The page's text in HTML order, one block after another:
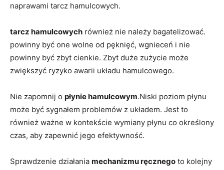
naprawami tarcz hamulcowych.
tarcz hamulcowych również nie należy bagatelizować.
powinny być one wolne od pęknięć, wgnieceń i nie
powinny być zbyt cienkie. Zbyt duże zużycie może
zwiększyć ryzyko awarii układu hamulcowego.
Nie zapomnij o płynie hamulcowym.Niski poziom płynu
może być sygnałem problemów z układem. Jest to
również ważne w kontekście wymiany płynu co określony
czas, aby zapewnić jego efektywność.
Sprawdzenie działania mechanizmu ręcznego to kolejny